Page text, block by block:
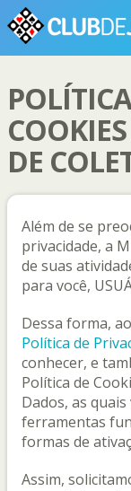
TOURNOIS
AIDE
PASSEPORT
JOUER
Langue
DE
Além de se
privacidade, a
de suas
para você,
Dessa forma,
Política de
conhecer, e
Política de
Dados, as
ferramentas
formas de
Assim,